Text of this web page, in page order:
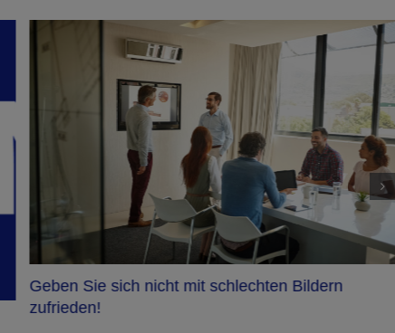
Geben Sie sich nicht mit schlechten Bildern
zufrieden!